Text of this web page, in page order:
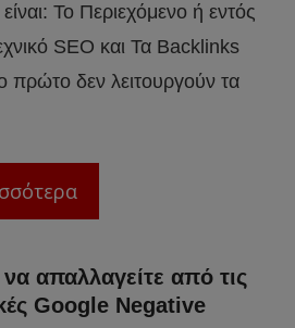
Το Περιεχόμενο ή εντός
SEO και Τα Backlinks
πρώτο δεν λειτουργούν τα
απαλλαγείτε από τις
Google Negative